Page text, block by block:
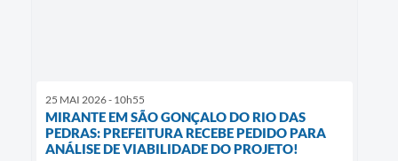
25 MAI 2026 - 10h55
MIRANTE EM SÃO GONÇALO DO RIO DAS
PEDRAS: PREFEITURA RECEBE PEDIDO PARA
ANÁLISE DE VIABILIDADE DO PROJETO!